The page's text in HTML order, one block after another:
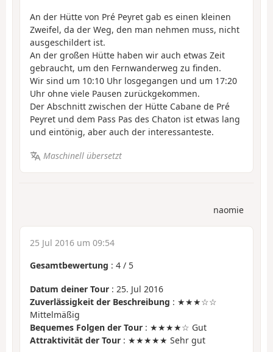
An der Hütte von Pré Peyret gab es einen kleinen
Zweifel, da der Weg, den man nehmen muss, nicht
ausgeschildert ist.
An der großen Hütte haben wir auch etwas Zeit
gebraucht, um den Fernwanderweg zu finden.
Wir sind um 10:10 Uhr losgegangen und um 17:20
Uhr ohne viele Pausen zurückgekommen.
Der Abschnitt zwischen der Hütte Cabane de Pré
Peyret und dem Pass Pas des Chaton ist etwas lang
und eintönig, aber auch der interessanteste.
Maschinell übersetzt
naomie
25 Jul 2016 um 09:54
Gesamtbewertung : 4 / 5
Datum deiner Tour : 25. Jul 2016
Zuverlässigkeit der Beschreibung : ★★★☆☆
Mittelmäßig
Bequemes Folgen der Tour : ★★★★☆ Gut
Attraktivität der Tour : ★★★★★ Sehr gut